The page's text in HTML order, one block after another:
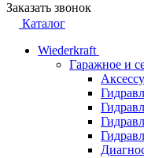
Заказать звонок
Каталог
Wiederkraft
Гаражное и